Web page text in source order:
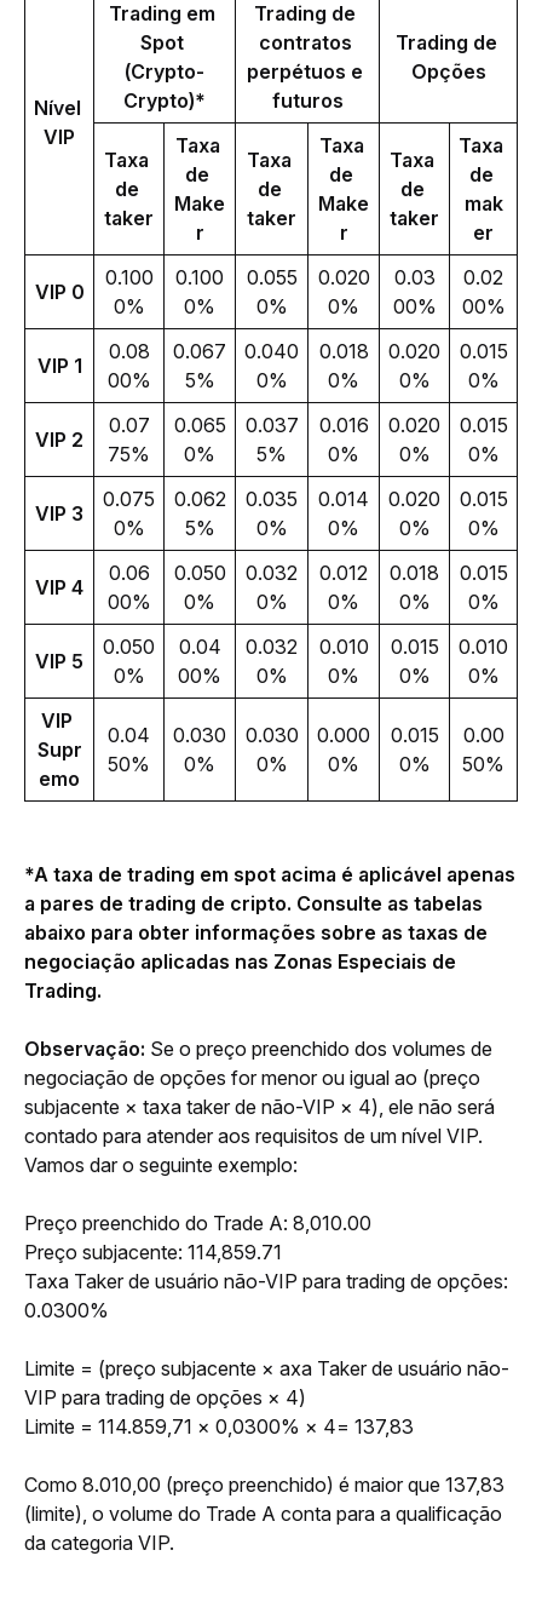
Nível
VIP
Trading em
Spot
(Crypto-
Crypto)*
Trading de
contratos
perpétuos e
futuros
Trading de
Opções
Taxa
de
taker
Taxa
de
Make
r
Taxa
de
taker
Taxa
de
Make
r
Taxa
de
taker
Taxa
de
mak
er
VIP 0
0.100
0%
0.100
0%
0.055
0%
0.020
0%
0.03
00%
0.02
00%
VIP 1
0.08
00%
0.067
5%
0.040
0%
0.018
0%
0.020
0%
0.015
0%
VIP 2
0.07
75%
0.065
0%
0.037
5%
0.016
0%
0.020
0%
0.015
0%
VIP 3
0.075
0%
0.062
5%
0.035
0%
0.014
0%
0.020
0%
0.015
0%
VIP 4
0.06
00%
0.050
0%
0.032
0%
0.012
0%
0.018
0%
0.015
0%
VIP 5
0.050
0%
0.04
00%
0.032
0%
0.010
0%
0.015
0%
0.010
0%
VIP
Supr
emo
0.04
50%
0.030
0%
0.030
0%
0.000
0%
0.015
0%
0.00
50%
*A taxa de trading em spot acima é aplicável apenas
a pares de trading de cripto. Consulte as tabelas
abaixo para obter informações sobre as taxas de
negociação aplicadas nas Zonas Especiais de
Trading.
Observação: Se o preço preenchido dos volumes de
negociação de opções for menor ou igual ao (preço
subjacente × taxa taker de não-VIP × 4), ele não será
contado para atender aos requisitos de um nível VIP.
Vamos dar o seguinte exemplo:
Preço preenchido do Trade A: 8,010.00
Preço subjacente: 114,859.71
Taxa Taker de usuário não-VIP para trading de opções:
0.0300%
Limite = (preço subjacente × axa Taker de usuário não-
VIP para trading de opções × 4)
Limite = 114.859,71 × 0,0300% × 4= 137,83
Como 8.010,00 (preço preenchido) é maior que 137,83
(limite), o volume do Trade A conta para a qualificação
da categoria VIP.